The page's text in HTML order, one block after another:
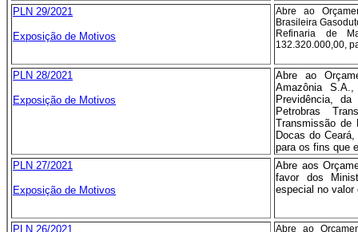
PLN 29/2021
Exposição de Motivos
Abre ao
Brasileira
Refinaria de
132.320.000,00,
PLN 28/2021
Exposição de Motivos
Abre ao
Amazônia
Previdência,
Petrobras
Transmissão de
Docas do
para os fins que
PLN 27/2021
Exposição de Motivos
Abre aos
favor dos
especial no valor
PLN 26/2021
Abre ao